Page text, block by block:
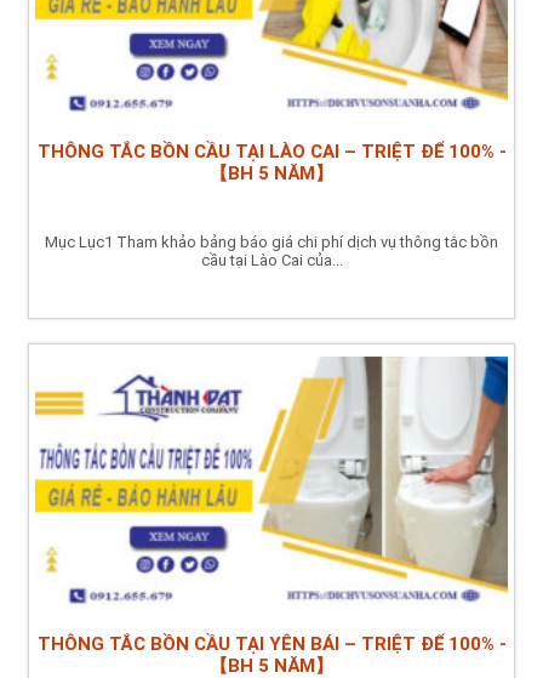
THÔNG TẮC BỒN CẦU TẠI LÀO CAI – TRIỆT ĐỂ 100% -
【BH 5 NĂM】
Mục Lục1 Tham khảo bảng báo giá chi phí dịch vụ thông tắc bồn
cầu tại Lào Cai của...
THÔNG TẮC BỒN CẦU TẠI YÊN BÁI – TRIỆT ĐỂ 100% -
【BH 5 NĂM】